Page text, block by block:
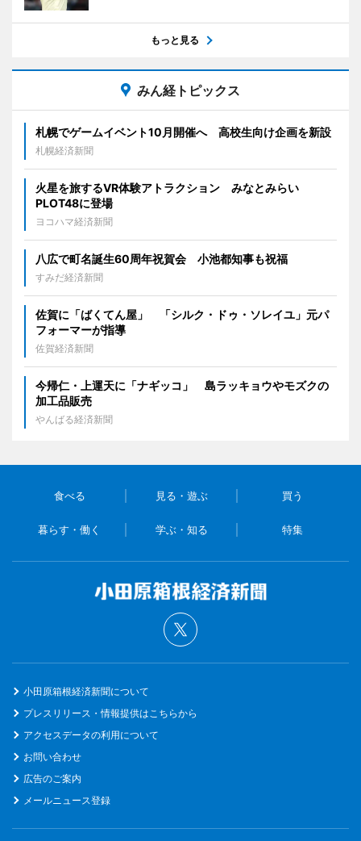
もっと見る
みん経トピックス
札幌でゲームイベント10月開催へ 高校生向け企画を新設
札幌経済新聞
火星を旅するVR体験アトラクション みなとみらい
PLOT48に登場
ヨコハマ経済新聞
八広で町名誕生60周年祝賀会 小池都知事も祝福
すみだ経済新聞
佐賀に「ばくてん屋」 「シルク・ドゥ・ソレイユ」元パ
フォーマーが指導
佐賀経済新聞
今帰仁・上運天に「ナギッコ」 島ラッキョウやモズクの
加工品販売
やんばる経済新聞
食べる 見る・遊ぶ 買う
暮らす・働く 学ぶ・知る 特集
小田原箱根経済新聞について
プレスリリース・情報提供はこちらから
アクセスデータの利用について
お問い合わせ
広告のご案内
メールニュース登録